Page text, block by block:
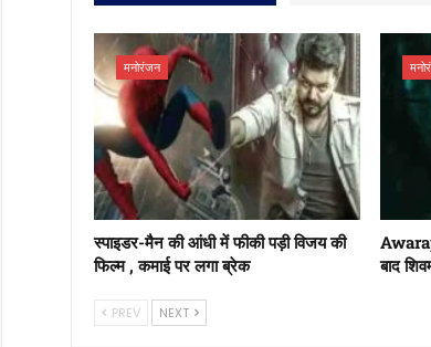
मनोरंजन
स्पाइडर-मैन की आंधी में फीकी पड़ी विजय की
फिल्म , कमाई पर लगा ब्रेक
बाद
PREV NEXT